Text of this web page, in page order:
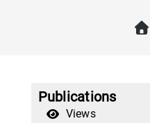
Publications
Views